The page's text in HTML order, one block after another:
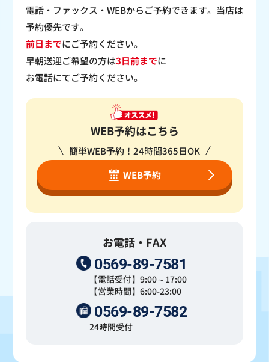
電話・ファックス・WEBからご予約できます。当店は
予約優先です。
前日までにご予約ください。
早朝送迎ご希望の方は3日前までに
お電話にてご予約ください。
WEB予約はこちら
簡単WEB予約！24時間365日OK
WEB予約
お電話・FAX
0569-89-7581
【電話受付】9:00～17:00
【営業時間】6:00-23:00
0569-89-7582
24時間受付